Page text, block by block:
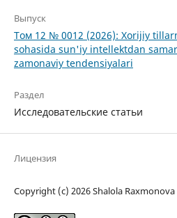
Выпуск
Том 12 № 0012 (2026): Xorijiy
sohasida sun'iy intellektdan
zamonaviy tendensiyalari
Раздел
Исследовательские статьи
Лицензия
Copyright (c) 2026 Shalola Raxmonova